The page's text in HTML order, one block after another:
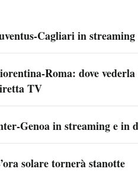
Cagliari in
Roma: dove
TV
Genoa in streaming e in
solare tornerà stanotte